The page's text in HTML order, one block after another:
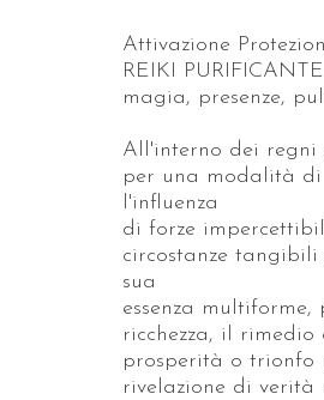
Attivazione
REIKI
magia, presenze,
All'interno dei regni
per una modalità
l'influenza
di forze
circostanze
sua
essenza multiforme,
ricchezza, il
prosperità o trionfo
rivelazione di verità